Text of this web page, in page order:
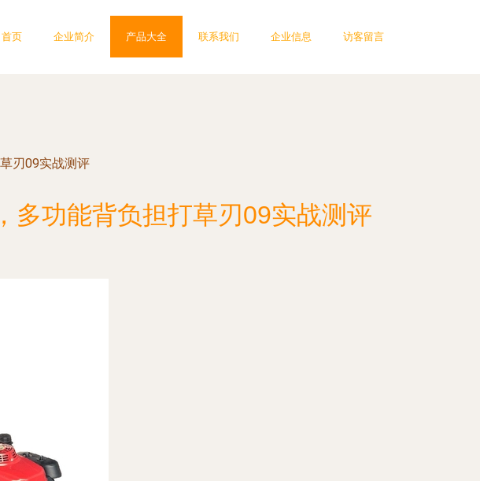
首页 企业简介 产品大全 联系我们 企业信息 访客留言
刃09实战测评
多功能背负担打草刃09实战测评